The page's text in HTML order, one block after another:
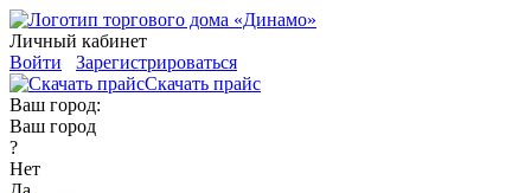
Личный кабинет
Войти
Зарегистрироваться
Скачать прайс
Ваш город:
Ваш город
?
Нет